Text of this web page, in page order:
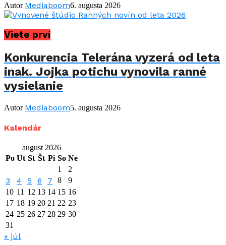
Autor Mediaboom6. augusta 2026
Viete prví
Konkurencia Telerána vyzerá od leta
inak. Jojka potichu vynovila ranné
vysielanie
Autor Mediaboom5. augusta 2026
Kalendár
august 2026
Po Ut St Št Pi So Ne
1
2
3 4 5 6 7 8
9
10 11 12 13 14 15 16
17 18 19 20 21 22 23
24 25 26 27 28 29 30
31
« júl